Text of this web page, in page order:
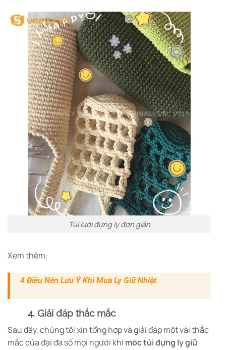
Túi lưới đựng ly đơn giản
Xem thêm:
4 Điều Nên Lưu Ý Khi Mua Ly Giữ Nhiệt
4. Giải đáp thắc mắc
Sau đây, chúng tôi xin tổng hợp và giải đáp một vài thắc
mắc của đại đa số mọi người khi móc túi đựng ly giữ